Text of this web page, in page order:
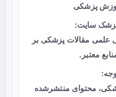
پزشکی
سایت:
علمی مقالات پزشکی بر
معتبر.
محتوای منتشرشده